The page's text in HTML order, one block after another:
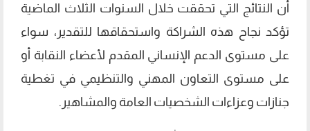
أن النتائج التي تحققت خلال السنوات الثلاث الماضية
تؤكد نجاح هذه الشراكة واستحقاقها للتقدير، سواء
على مستوى الدعم الإنساني المقدم لأعضاء النقابة أو
على مستوى التعاون المهني والتنظيمي في تغطية
جنازات وعزاءات الشخصيات العامة والمشاهير.